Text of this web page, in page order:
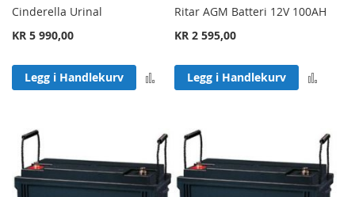
Cinderella Urinal
KR 5 990,00
Legg i Handlekurv Legg til sammenligning
Ritar AGM Batteri 12V 100AH
KR 2 595,00
Legg i Handlekurv